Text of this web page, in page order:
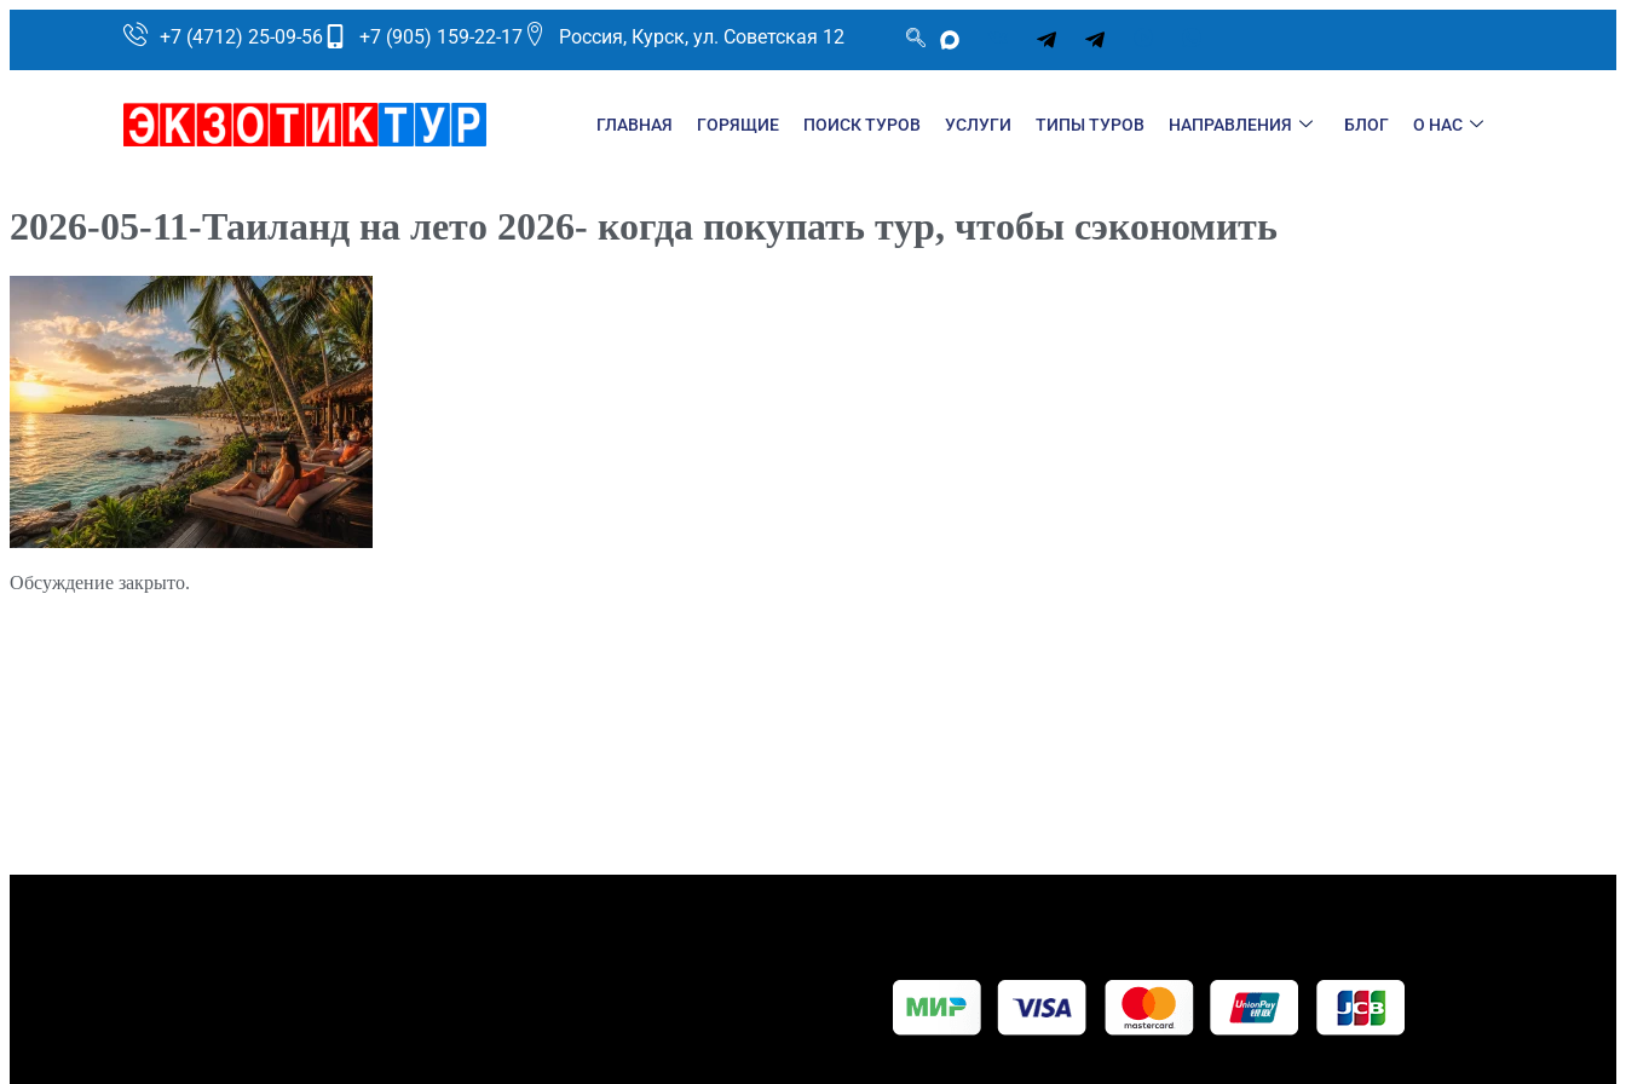
+7 (4712) 25-09-56 +7 (905) 159-22-17 Россия, Курск, ул. Советская 12
ГЛАВНАЯ ГОРЯЩИЕ ПОИСК ТУРОВ УСЛУГИ ТИПЫ ТУРОВ НАПРАВЛЕНИЯ БЛОГ О НАС
2026-05-11-Таиланд на лето 2026- когда покупать тур, чтобы сэкономить
Обсуждение закрыто.